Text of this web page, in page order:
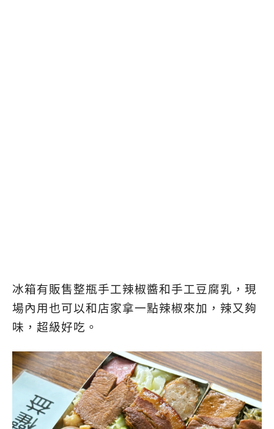
冰箱有販售整瓶手工辣椒醬和手工豆腐乳，現
場內用也可以和店家拿一點辣椒來加，辣又夠
味，超級好吃。